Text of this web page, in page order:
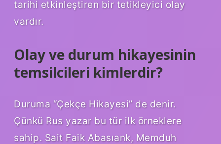
tarihi etkinleştiren bir tetikleyici olay
vardır.
Olay ve durum hikayesinin
temsilcileri kimlerdir?
Duruma “Çekçe Hikayesi” de denir.
Çünkü Rus yazar bu tür ilk örneklere
sahip. Sait Faik Abasıank, Memduh